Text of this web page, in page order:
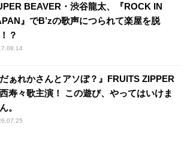
BEAVER・渋谷龍太、『ROCK IN
』でB’zの歌声につられて楽屋を脱
？
だぁれかさんとアソぼ？』FRUITS ZIPPER
寿々歌主演！ この遊び、やってはいけま
。